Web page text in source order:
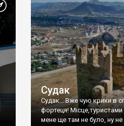
Судак
Судак... Вже чую крики в
фортеця!
мене ще там не було, ну не